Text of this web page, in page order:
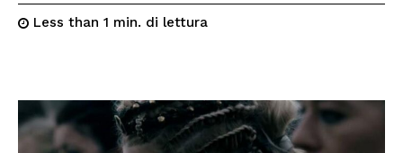
Less than 1 min. di lettura